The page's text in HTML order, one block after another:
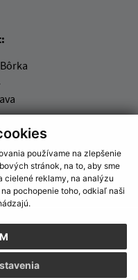
používame na zlepšenie
stránok, na to, aby sme
cielené reklamy, na analýzu
pochopenie toho, odkiaľ naši
36